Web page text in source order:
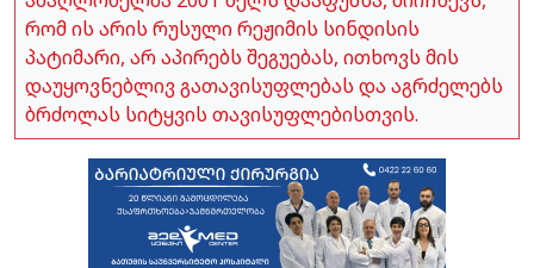
რომ ის არის რუსული რეჟიმის სინდისის
პატიმარი, არ აპირებს შეგუებას, ითხოვს მის
დაუყოვნებლივ გათავისუფლებას და აგრძელებს
ბრძოლას სიტყვის თავისუფლებისთვის.